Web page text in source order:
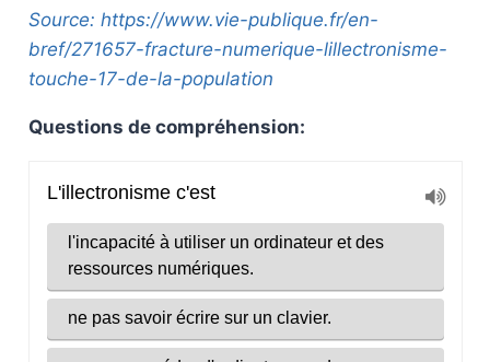
Source: https://www.vie-publique.fr/en-
bref/271657-fracture-numerique-lillectronisme-
touche-17-de-la-population
Questions de compréhension: